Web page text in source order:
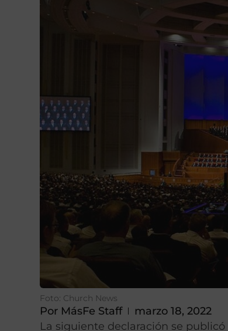
Foto: Church News
Por MásFe Staff
marzo 18, 2022
La siguiente declaración se publicó